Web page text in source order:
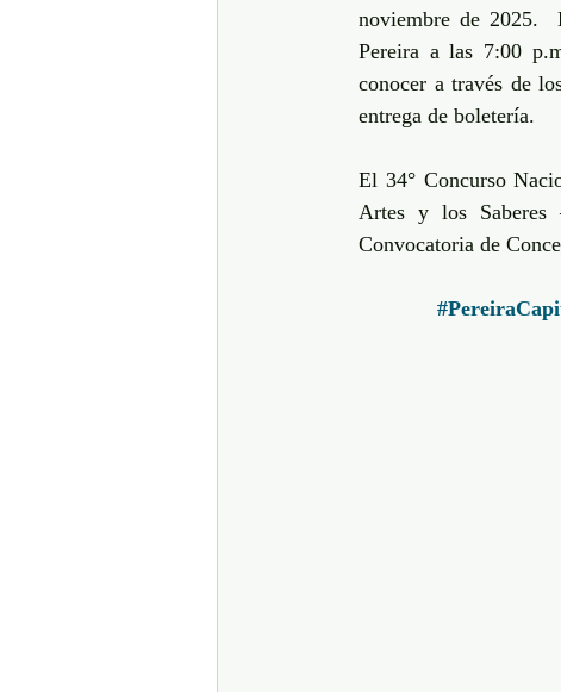
noviembre de 2025.
Pereira a las 7:00
conocer a través de
entrega de boletería.
El 34° Concurso
Artes y los Saberes
Convocatoria de